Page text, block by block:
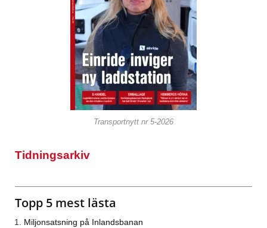
Transportnytt nr 5-2026
Tidningsarkiv
Topp 5 mest lästa
Miljonsatsning på Inlandsbanan